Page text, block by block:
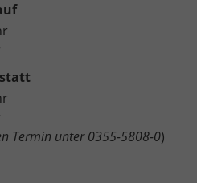
Termin unter 0355-5808-0)